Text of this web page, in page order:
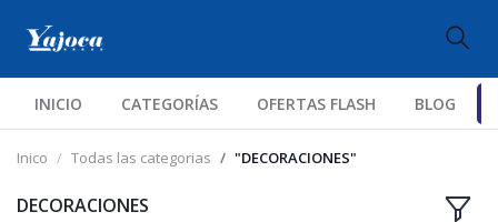
INICIO CATEGORÍAS OFERTAS FLASH BLOG
Inico Todas las categorias "DECORACIONES"
DECORACIONES